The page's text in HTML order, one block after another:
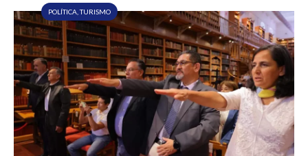
POLÍTICA ,TURISMO